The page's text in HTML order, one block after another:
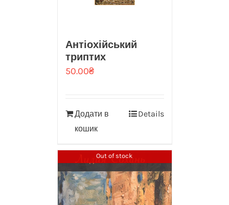
Антіохійський
триптих
50.00₴
Додати в
кошик
Details
Out of stock